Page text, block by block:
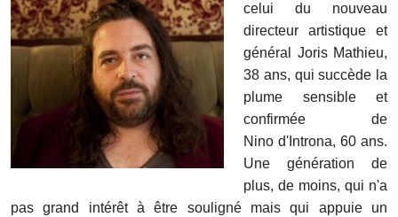
celui du nouveau
directeur artistique et
général Joris Mathieu,
38 ans, qui succède la
plume sensible et
confirmée de
Nino d'Introna, 60 ans.
Une génération de
plus, de moins, qui n'a
pas grand intérêt à être souligné mais qui appuie un